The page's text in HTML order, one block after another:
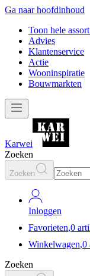
Ga naar hoofdinhoud
Toon hele
Advies
Klantenservice
Actie
Wooninspiratie
Bouwmarkten
Karwei
Zoeken
Zoeken
Inloggen
Favorieten,0
Winkelwagen,0
Zoeken